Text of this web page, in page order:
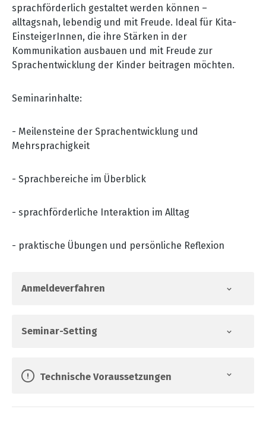
sprachförderlich gestaltet werden können –
alltagsnah, lebendig und mit Freude. Ideal für Kita-
EinsteigerInnen, die ihre Stärken in der
Kommunikation ausbauen und mit Freude zur
Sprachentwicklung der Kinder beitragen möchten.
Seminarinhalte:
- Meilensteine der Sprachentwicklung und
Mehrsprachigkeit
- Sprachbereiche im Überblick
- sprachförderliche Interaktion im Alltag
- praktische Übungen und persönliche Reflexion
Anmeldeverfahren
Seminar-Setting
Technische Voraussetzungen